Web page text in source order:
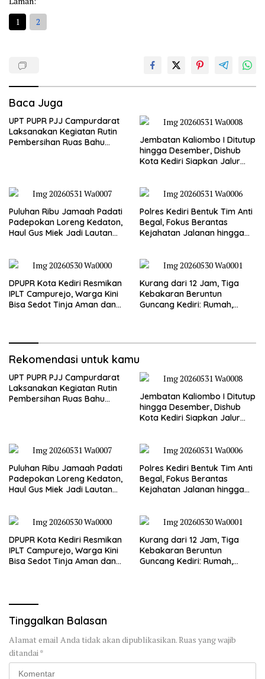
1
2
Baca Juga
UPT PUPR PJJ Campurdarat
Laksanakan Kegiatan Rutin
Pembersihan Ruas Bahu
Jembatan Kaliombo I Ditutup
hingga Desember, Dishub
Kota Kediri Siapkan Jalur
Puluhan Ribu Jamaah Padati
Padepokan Loreng Kedaton,
Haul Gus Miek Jadi Lautan
Polres Kediri Bentuk Tim Anti
Begal, Fokus Berantas
Kejahatan Jalanan hingga
DPUPR Kota Kediri Resmikan
IPLT Campurejo, Warga Kini
Bisa Sedot Tinja Aman dan
Kurang dari 12 Jam, Tiga
Kebakaran Beruntun
Guncang Kediri: Rumah,
Rekomendasi untuk kamu
UPT PUPR PJJ Campurdarat
Laksanakan Kegiatan Rutin
Pembersihan Ruas Bahu
Jembatan Kaliombo I Ditutup
hingga Desember, Dishub
Kota Kediri Siapkan Jalur
Puluhan Ribu Jamaah Padati
Padepokan Loreng Kedaton,
Haul Gus Miek Jadi Lautan
Polres Kediri Bentuk Tim Anti
Begal, Fokus Berantas
Kejahatan Jalanan hingga
DPUPR Kota Kediri Resmikan
IPLT Campurejo, Warga Kini
Bisa Sedot Tinja Aman dan
Kurang dari 12 Jam, Tiga
Kebakaran Beruntun
Guncang Kediri: Rumah,
Tinggalkan Balasan
Alamat email Anda tidak akan dipublikasikan.Ruas yang wajib
ditandai *